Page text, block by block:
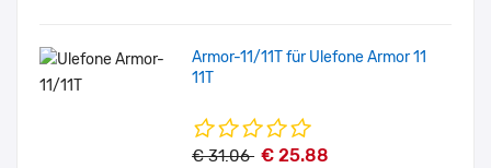
Armor-11/11T für Ulefone Armor 11
11T
€ 31.06 € 25.88